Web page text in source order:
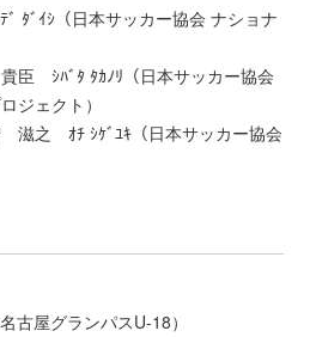
ﾞｲｼ（日本サッカー協会 ナショナ
臣 ｼﾊﾞﾀ ﾀｶﾉﾘ（日本サッカー協会
ジェクト）
滋之 ｵﾁ ｼｹﾞﾕｷ（日本サッカー協会
屋グランパスU-18）